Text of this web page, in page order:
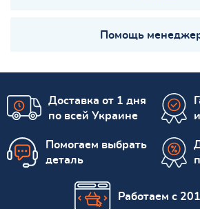
Помощь
Доставка от 1 дня
по всей Украине
Помогаем выбрать
деталь
Работаем с